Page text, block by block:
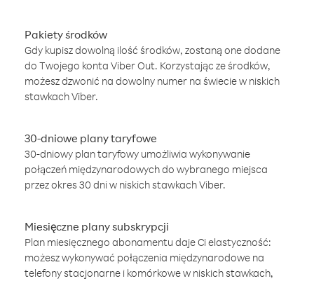
Pakiety środków
Gdy kupisz dowolną ilość środków, zostaną one dodane
do Twojego konta Viber Out. Korzystając ze środków,
możesz dzwonić na dowolny numer na świecie w niskich
stawkach Viber.
30-dniowe plany taryfowe
30-dniowy plan taryfowy umożliwia wykonywanie
połączeń międzynarodowych do wybranego miejsca
przez okres 30 dni w niskich stawkach Viber.
Miesięczne plany subskrypcji
Plan miesięcznego abonamentu daje Ci elastyczność:
możesz wykonywać połączenia międzynarodowe na
telefony stacjonarne i komórkowe w niskich stawkach,